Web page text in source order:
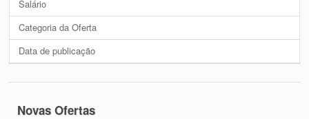
Salário
Categoria da Oferta
Data de publicação
Novas Ofertas